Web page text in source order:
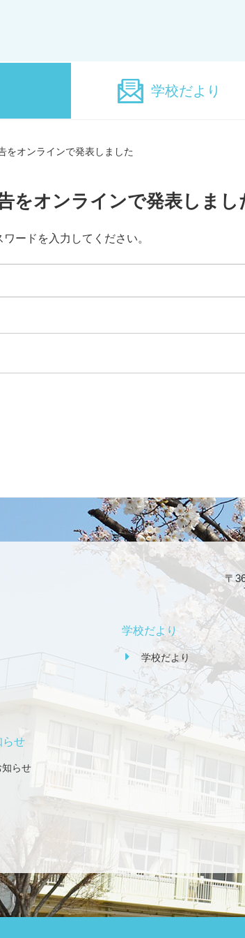
学校だより
オンラインで発表しました
をオンラインで発表しまし
ードを入力してください。
学校だより
学校だより
らせ
らせ
〒